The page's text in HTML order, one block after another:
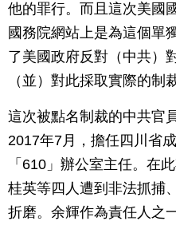
他的罪行。而且這次美國
國務院網站上是為這個單
了美國政府反對（中共）
（並）對此採取實際的制
這次被點名制裁的中共官
2017年7月，擔任四川省
「610」辦公室主任。在
桂英等四人遭到非法抓捕
折磨。余輝作為責任人之